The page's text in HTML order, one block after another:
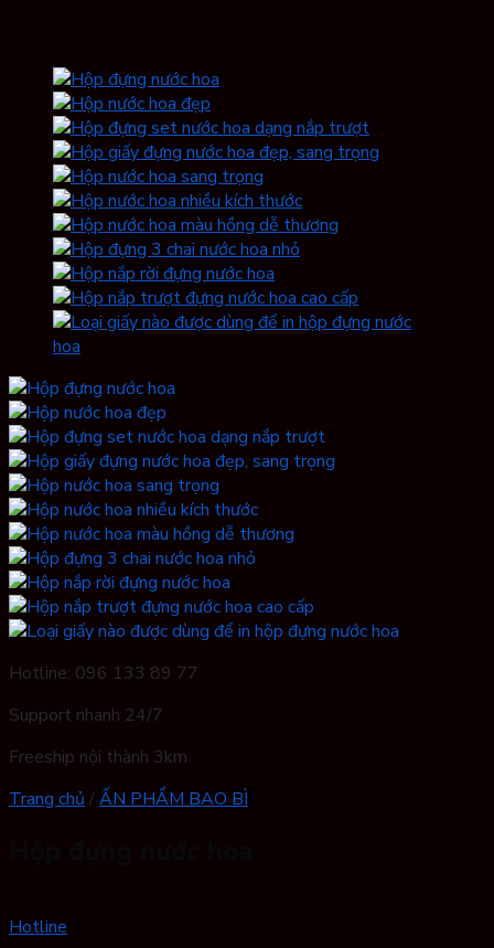
Hotline: 096 133 89 77
Support nhanh 24/7
Freeship nội thành 3km
Trang chủ /ẤN PHẨM BAO BÌ
Hotline